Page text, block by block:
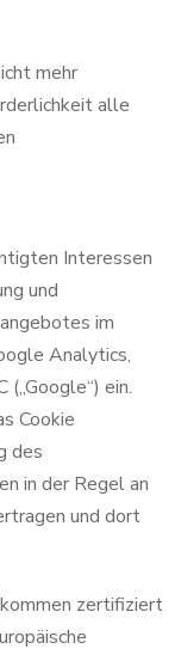
mehr
alle
Interessen
und
im
Analytics,
ein.
Cookie
des
in der Regel an
und dort
zertifiziert